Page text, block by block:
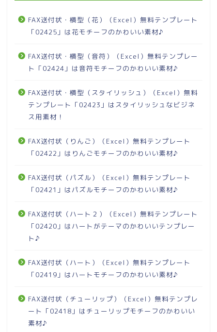
FAX送付状・横型（花）（Excel）無料テンプレート
「02425」は花モチーフのかわいい素材♪
FAX送付状・横型（音符）（Excel）無料テンプレー
ト「02424」は音符モチーフのかわいい素材♪
FAX送付状・横型（スタイリッシュ）（Excel）無料
テンプレート「02423」はスタイリッシュなビジネ
ス用素材！
FAX送付状（りんご）（Excel）無料テンプレート
「02422」はりんごモチーフのかわいい素材♪
FAX送付状（パズル）（Excel）無料テンプレート
「02421」はパズルモチーフのかわいい素材♪
FAX送付状（ハート２）（Excel）無料テンプレート
「02420」はハートがテーマのかわいいテンプレー
ト♪
FAX送付状（ハート）（Excel）無料テンプレート
「02419」はハートモチーフのかわいい素材♪
FAX送付状（チューリップ）（Excel）無料テンプレ
ート「02418」はチューリップモチーフのかわいい
素材♪